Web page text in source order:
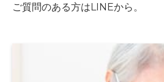
ご質問のある方はLINEから。